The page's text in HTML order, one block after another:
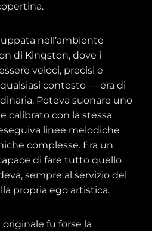
nell’ambiente
di Kingston, dove i
veloci, precisi e
contesto — era di
Poteva suonare uno
calibrato con la stessa
linee melodiche
complesse. Era un
di fare tutto quello
sempre al servizio del
propria ego artistica.
fu forse la